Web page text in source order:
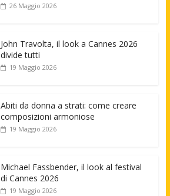
26 Maggio 2026
John Travolta, il look a Cannes 2026
divide tutti
19 Maggio 2026
Abiti da donna a strati: come creare
composizioni armoniose
19 Maggio 2026
Michael Fassbender, il look al festival
di Cannes 2026
19 Maggio 2026